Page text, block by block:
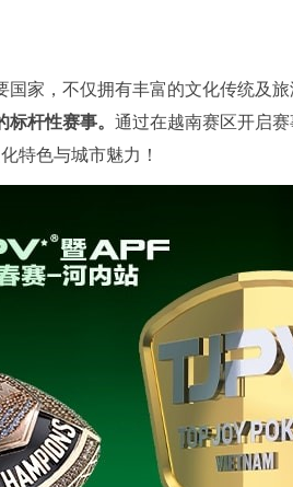
家，不仅拥有丰富的文化传统及旅
杆性赛事。 通过在越南赛区开启
特色与城市魅力！